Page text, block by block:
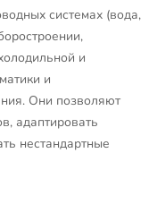
системах (вода,
и
и
Они позволяют
адаптировать
нестандартные